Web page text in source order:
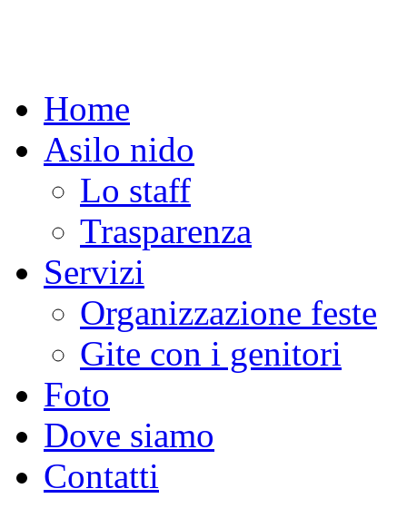
Home
Asilo nido
Lo staff
Trasparenza
Servizi
Organizzazione feste
Gite con i genitori
Foto
Dove siamo
Contatti